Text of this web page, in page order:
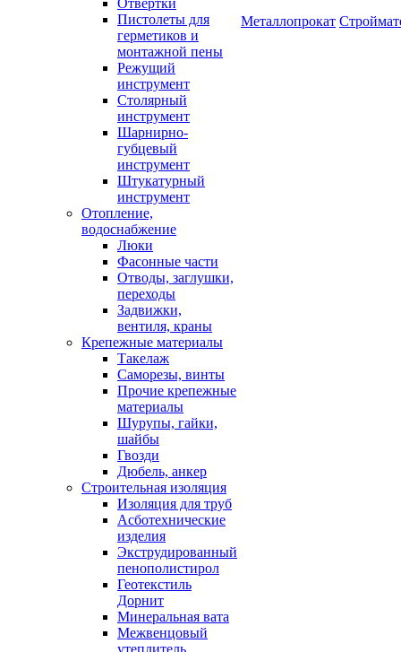
Отвертки
Пистолеты для
герметиков и
монтажной пены
Режущий
инструмент
Столярный
инструмент
Шарнирно-
губцевый
инструмент
Штукатурный
инструмент
Отопление,
водоснабжение
Люки
Фасонные части
Отводы, заглушки,
переходы
Задвижки,
вентиля, краны
Крепежные материалы
Такелаж
Саморезы, винты
Прочие крепежные
материалы
Шурупы, гайки,
шайбы
Гвозди
Дюбель, анкер
Строительная изоляция
Изоляция для труб
Асботехнические
изделия
Экструдированный
пенополистирол
Геотекстиль
Дорнит
Минеральная вата
Межвенцовый
утеплитель
Металлопрокат